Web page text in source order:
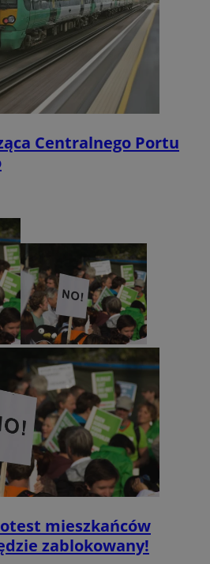
Centralnego Portu
mieszkańców
zablokowany!